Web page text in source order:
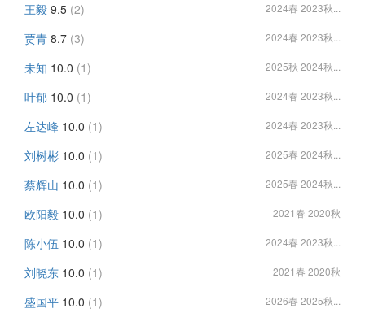
王毅 9.5 (2) 2024春 2023秋...
贾青 8.7 (3) 2024春 2023秋...
未知 10.0 (1) 2025秋 2024秋...
叶郁 10.0 (1) 2024春 2023秋...
左达峰 10.0 (1) 2024春 2023秋...
刘树彬 10.0 (1) 2025春 2024秋...
蔡辉山 10.0 (1) 2025春 2024秋...
欧阳毅 10.0 (1) 2021春 2020秋
陈小伍 10.0 (1) 2024春 2023秋...
刘晓东 10.0 (1) 2021春 2020秋
盛国平 10.0 (1) 2026春 2025秋...